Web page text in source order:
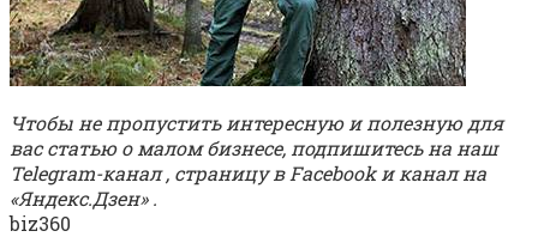
Чтобы не пропустить интересную и полезную для
вас статью о малом бизнесе, подпишитесь на наш
Telegram-канал , страницу в Facebook и канал на
«Яндекс.Дзен» .
biz360